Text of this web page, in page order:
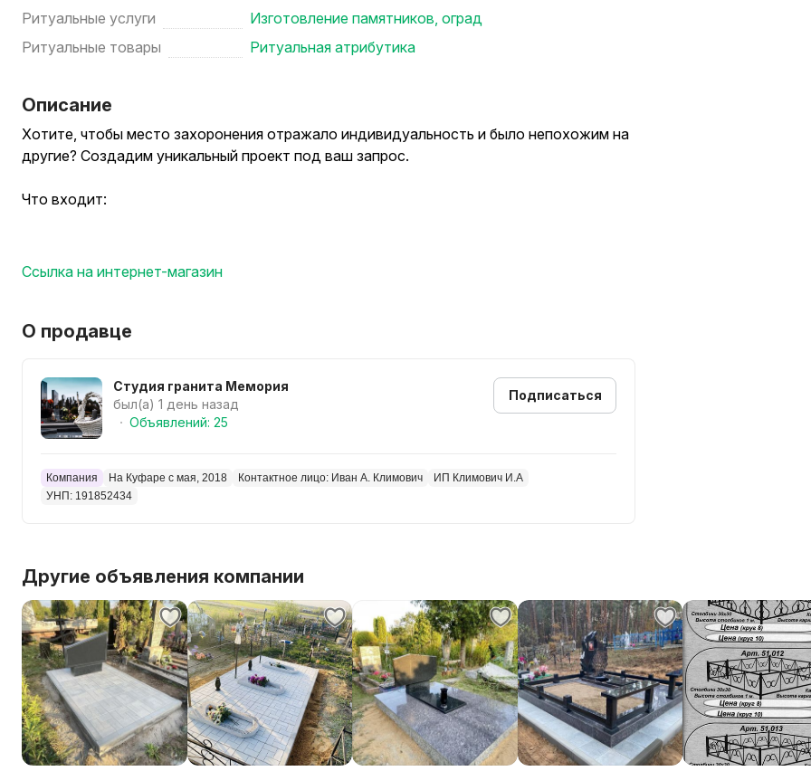
Ритуальные услуги
Изготовление памятников, оград
Ритуальные товары
Ритуальная атрибутика
Описание
Хотите, чтобы место захоронения отражало индивидуальность и было непохожим на
другие? Создадим уникальный проект под ваш запрос.
Что входит:
· Подбор камня (гранит, мрамор).
Звоните, воплотим вашу идею в камне!
Ссылка на интернет-магазин
О продавце
Студия гранита Мемория
был(а) 1 день назад
Объявлений: 25
Подписаться
Компания На Куфаре с мая, 2018 Контактное лицо: Иван А. Климович
ИП Климович И.А
УНП: 191852434
Другие объявления компании